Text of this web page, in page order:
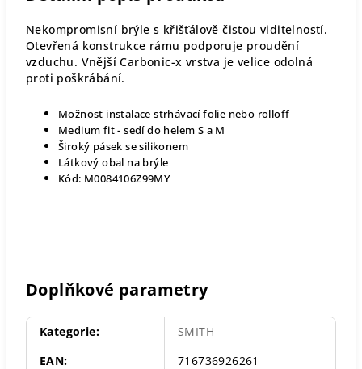
Nekompromisní brýle s křišťálově čistou viditelností.
Otevřená konstrukce rámu podporuje proudění
vzduchu. Vnější Carbonic-x vrstva je velice odolná
proti poškrábání.
Možnost instalace strhávací folie nebo rolloff
Medium fit - sedí do helem S a M
Široký pásek se silikonem
Látkový obal na brýle
Kód: M0084106Z99MY
Doplňkové parametry
Kategorie:
SMITH
EAN: 716736926261